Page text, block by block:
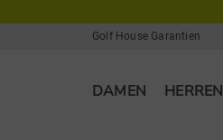
Golf House Garantien
DAMEN HERREN